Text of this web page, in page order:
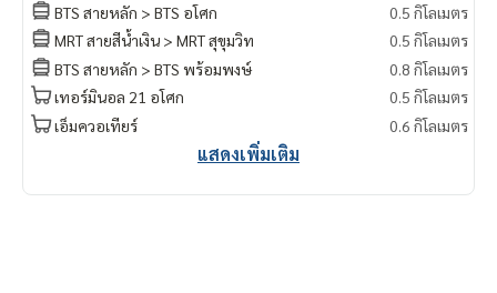
BTS สายหลัก > BTS อโศก
0.5 กิโลเมตร
MRT สายสีน้ำเงิน > MRT สุขุมวิท
0.5 กิโลเมตร
BTS สายหลัก > BTS พร้อมพงษ์
0.8 กิโลเมตร
เทอร์มินอล 21 อโศก
0.5 กิโลเมตร
เอ็มควอเทียร์
0.6 กิโลเมตร
แสดงเพิ่มเติม